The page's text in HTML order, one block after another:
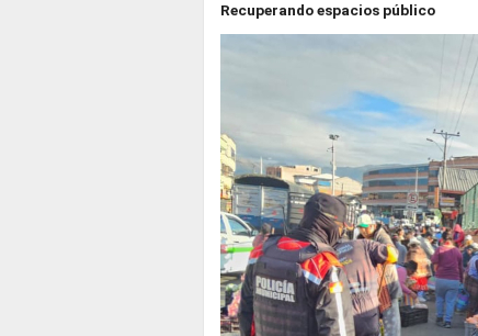
Recuperando espacios público